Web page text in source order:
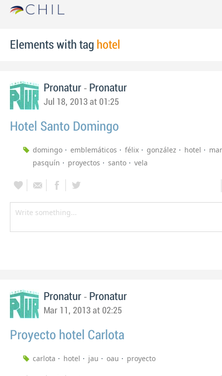
Elements with tag hotel
Pronatur - Pronatur
Jul 18, 2013 at 01:25
Hotel Santo Domingo
domingo emblemáticos félix gonzález hotel
pasquín
proyectos santo vela
Pronatur - Pronatur
Mar 11, 2013 at 02:25
Proyecto hotel Carlota
carlota hotel jau oau proyecto